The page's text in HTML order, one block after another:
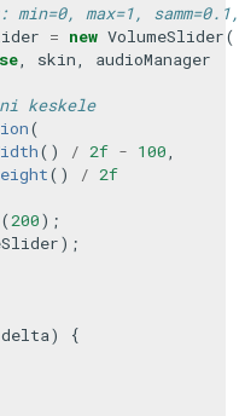
max=1,
= new VolumeSlider(
skin
audioManager
keskele
(
() / 2f - 100
() / 2f
( 200);
);
delta)
{